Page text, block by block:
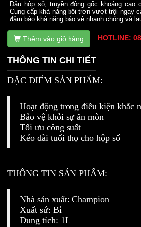
Dầu hộp số, truyền động gốc khoáng cao
Cung cấp khả năng bôi trơn vượt trội ngay
đảm bảo khả năng bảo vệ nhanh chóng và
Thêm vào giỏ hàng HOTLINE:
THÔNG TIN CHI TIẾT
ĐẶC ĐIỂM SẢN PHẨM:
Hoạt động trong điều kiện khắc
Bảo vệ khỏi sự ăn mòn
Tối ưu công suất
Kéo dài tuổi thọ cho hộp số
THÔNG TIN SẢN PHẨM:
Nhà sản xuất: Champion
Xuất sứ: Bỉ
Dung tích: 1L